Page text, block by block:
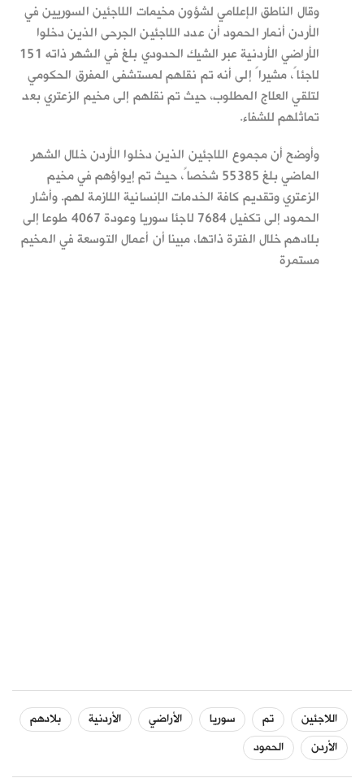
وقال الناطق الإعلامي لشؤون مخيمات اللاجئين السوريين في
الأردن أنمار الحمود أن عدد اللاجئين الجرحى الذين دخلوا
الأراضي الأردنية عبر الشيك الحدودي بلغ في الشهر ذاته 151
لاجئاً، مشيراً إلى أنه تم نقلهم لمستشفى المفرق الحكومي
لتلقي العلاج المطلوب، حيث تم نقلهم إلى مخيم الزعتري بعد
تماثلهم للشفاء.
وأوضح أن مجموع اللاجئين الذين دخلوا الأردن خلال الشهر
الماضي بلغ 55385 شخصاً، حيث تم إيواؤهم في مخيم
الزعتري وتقديم كافة الخدمات الإنسانية اللازمة لهم. وأشار
الحمود إلى تكفيل 7684 لاجئا سوريا وعودة 4067 طوعا إلى
بلادهم خلال الفترة ذاتها، مبينا أن أعمال التوسعة في المخيم
مستمرة
اللاجئين تم سوريا الأراضي الأردنية
بلادهم
الأردن
الحمود